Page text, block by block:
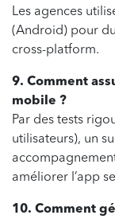
Les agences
(Android) pour
cross-platform.
9. Comment
mobile ?
Par des tests
utilisateurs), un
améliorer l’app
10. Comment